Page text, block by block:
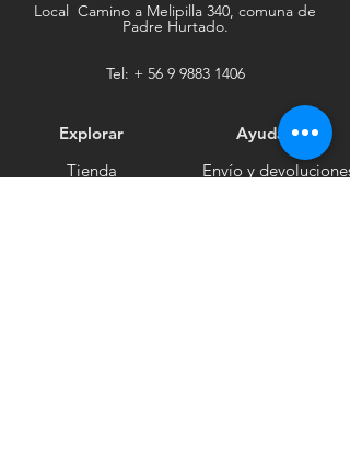
Local Camino a Melipilla 340, comuna de
Padre Hurtado.
Tel: + 56 9 9883 1406
Explorar
Tienda
Ayuda
Envío y devoluciones